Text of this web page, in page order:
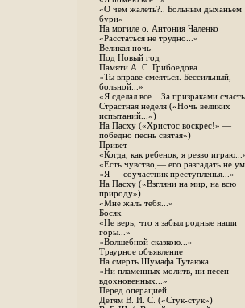
«О чем жалеть?.. Больным дыханьем
бури»
На могиле о. Антония Чаленко
«Расстаться не трудно...»
Великая ночь
Под Новый год
Памяти А. С. Грибоедова
«Ты вправе смеяться. Бессильный,
больной...»
«Я сделал все... За призраками
Страстная неделя («Ночь великих
испытаний...»)
На Пасху («Христос воскрес!» —
победно песнь святая»)
Привет
«Когда, как ребенок, я резво
«Есть чувство,— его разгадать не
«Я — соучастник преступленья...»
На Пасху («Взгляни на мир, на всю
природу»)
«Мне жаль тебя...»
Босяк
«Не верь, что я забыл родные наши
горы...»
«Волшебной сказкою...»
Траурное объявление
На смерть Шумафа Тутаюка
«Ни пламенных молитв, ни песен
вдохновенных...»
Перед операцией
Детям В. И. С. («Стук-стук»)